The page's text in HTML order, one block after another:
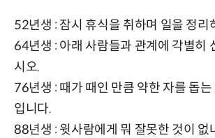
52년생 : 잠시 휴식을 취하며 일을 정리
64년생 : 아래 사람들과 관계에 각별히
시오.
76년생 : 때가 때인 만큼 약한 자를 돕
입니다.
88년생 : 윗사람에게 뭐 잘못한 것이 없